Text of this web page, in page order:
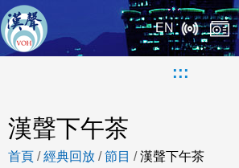
EN
:::
漢聲下午茶
首頁 /經典回放 /節目 /漢聲下午茶